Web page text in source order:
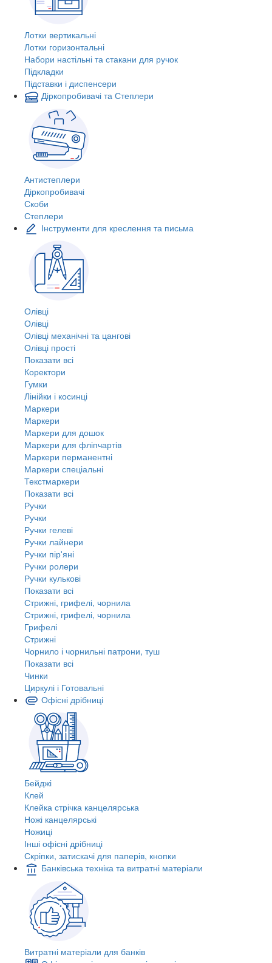
Лотки вертикальні
Лотки горизонтальні
Набори настільні та стакани для ручок
Підкладки
Підставки і диспенсери
Діркопробивачі та Степлери
Антистеплери
Діркопробивачі
Скоби
Степлери
Інструменти для креслення та письма
Олівці
Олівці
Олівці механічні та цангові
Олівці прості
Показати всі
Коректори
Гумки
Лінійки і косинці
Маркери
Маркери
Маркери для дошок
Маркери для фліпчартів
Маркери перманентні
Маркери спеціальні
Текстмаркери
Показати всі
Ручки
Ручки
Ручки гелеві
Ручки лайнери
Ручки пір'яні
Ручки ролери
Ручки кулькові
Показати всі
Стрижні, грифелі, чорнила
Стрижні, грифелі, чорнила
Грифелі
Стрижні
Чорнило і чорнильні патрони, туш
Показати всі
Чинки
Циркулі і Готовальні
Офісні дрібниці
Бейджі
Клей
Клейка стрічка канцелярська
Ножі канцелярські
Ножиці
Інші офісні дрібниці
Скріпки, затискачі для паперів, кнопки
Банківська техніка та витратні матеріали
Витратні матеріали для банків